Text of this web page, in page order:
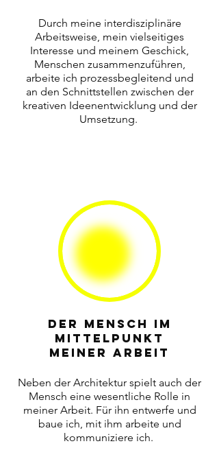
Durch meine interdisziplinäre
Arbeitsweise, mein vielseitiges
Interesse und meinem Geschick,
Menschen zusammenzuführen,
arbeite ich prozessbegleitend und
an den Schnittstellen zwischen der
kreativen Ideenentwicklung und der
Umsetzung.
Der mensch im
mittelpunkt
meiner arbeit
Neben der Architektur spielt auch der
Mensch eine wesentliche Rolle in
meiner Arbeit. Für ihn entwerfe und
baue ich, mit ihm arbeite und
kommuniziere ich.